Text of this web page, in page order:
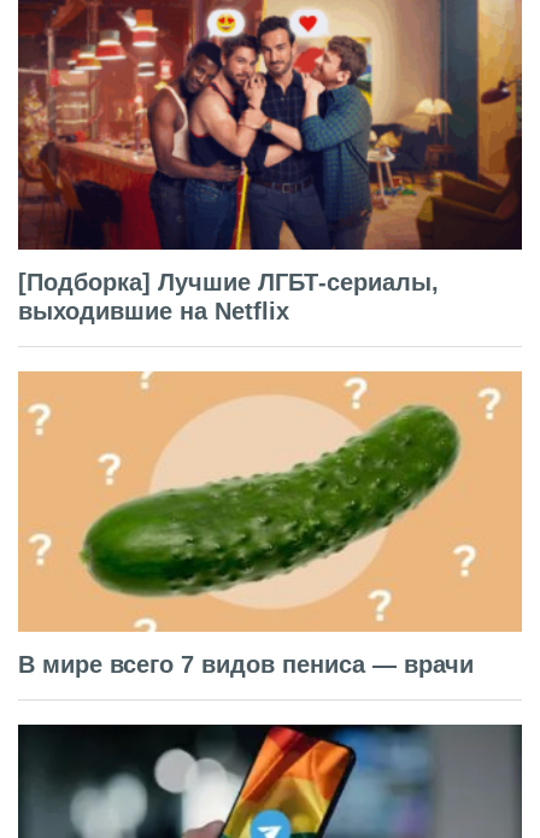
[Подборка] Лучшие ЛГБТ-сериалы,
выходившие на Netflix
В мире всего 7 видов пениса — врачи